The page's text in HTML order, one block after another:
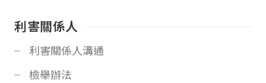
利害關係人
利害關係人溝通
檢舉辦法